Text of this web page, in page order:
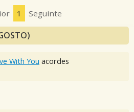
1 Seguinte
With You acordes